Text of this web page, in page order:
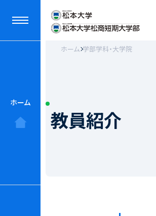
ホーム
ホーム 学部学科・大学院
教員紹介